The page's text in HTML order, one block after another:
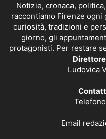
Notizie, cronaca,
raccontiamo Firenze
curiosità, tradizioni e
giorno, gli
protagonisti. Per restare
Ludovica
Email